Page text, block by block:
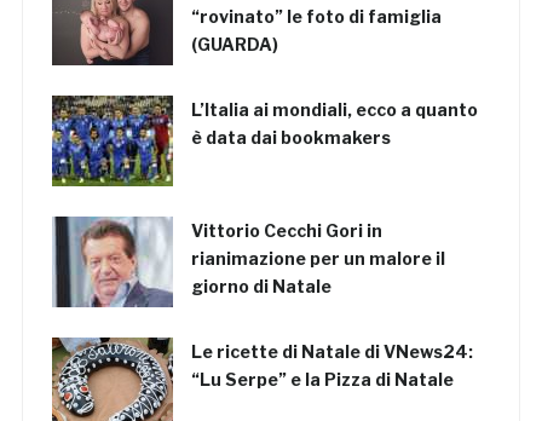
“rovinato” le foto di famiglia
(GUARDA)
L’Italia ai mondiali, ecco a quanto
è data dai bookmakers
Vittorio Cecchi Gori in
rianimazione per un malore il
giorno di Natale
Le ricette di Natale di VNews24:
“Lu Serpe” e la Pizza di Natale